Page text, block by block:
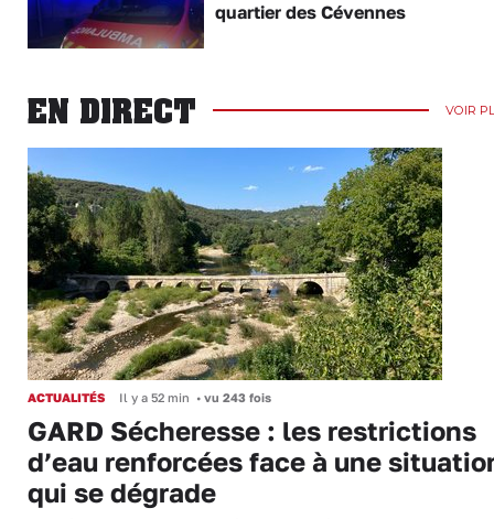
quartier des Cévennes
EN DIRECT VOIR
ACTUALITÉS Il y a 52 min • vu 243 fois
GARD Sécheresse : les restrictions
d’eau renforcées face à une
qui se dégrade